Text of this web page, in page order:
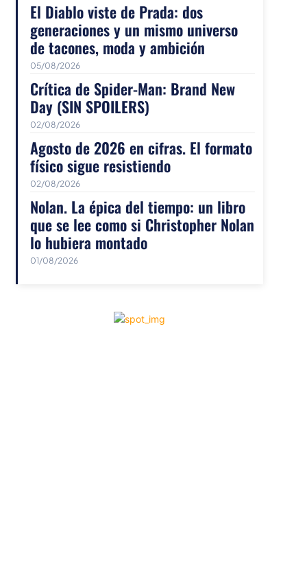
El Diablo viste de Prada: dos
generaciones y un mismo universo
de tacones, moda y ambición
05/08/2026
Crítica de Spider-Man: Brand New
Day (SIN SPOILERS)
02/08/2026
Agosto de 2026 en cifras. El formato
físico sigue resistiendo
02/08/2026
Nolan. La épica del tiempo: un libro
que se lee como si Christopher Nolan
lo hubiera montado
01/08/2026